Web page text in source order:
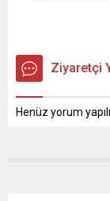
Ziyaretçi
Henüz yorum